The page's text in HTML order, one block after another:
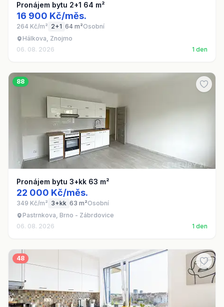
Pronájem bytu 2+1 64 m²
16 900 Kč/měs.
264 Kč/m² 2+1 64 m²Osobní
Hálkova, Znojmo
06. 08. 2026
1 den
88
Pronájem bytu 3+kk 63 m²
22 000 Kč/měs.
349 Kč/m² 3+kk 63 m²Osobní
Pastrnkova, Brno - Zábrdovice
06. 08. 2026
1 den
48